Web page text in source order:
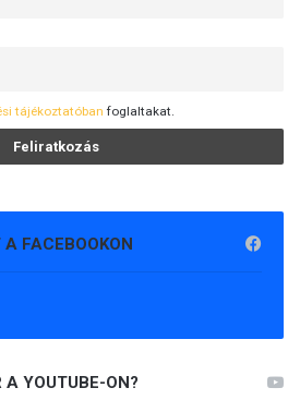
tájékoztatóban foglaltakat.
FACEBOOKON
A YOUTUBE-ON?